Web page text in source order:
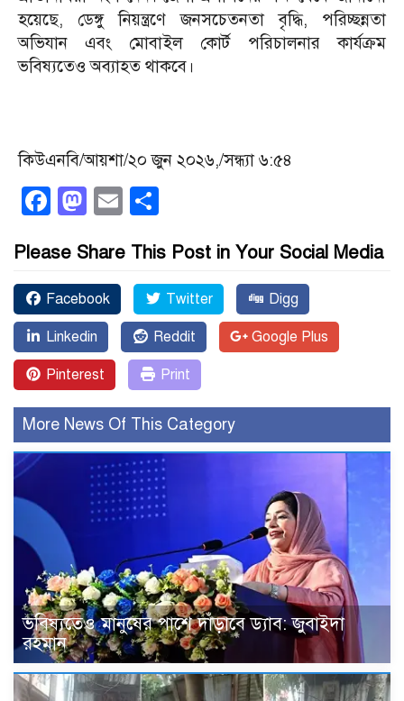
হয়েছে, ডেঙ্গু নিয়ন্ত্রণে জনসচেতনতা বৃদ্ধি, পরিচ্ছন্নতা
অভিযান এবং মোবাইল কোর্ট পরিচালনার কার্যক্রম
ভবিষ্যতেও অব্যাহত থাকবে।
কিউএনবি/আয়শা/২০ জুন ২০২৬,/সন্ধ্যা ৬:৫৪
Facebook
Mastodon
Email
Please Share This Post in Your Social Media
Facebook Twitter Digg
Linkedin Reddit Google Plus
Pinterest Print
More News Of This Category
ভবিষ্যতেও মানুষের পাশে দাঁড়াবে ড্যাব: জুবাইদা
রহমান